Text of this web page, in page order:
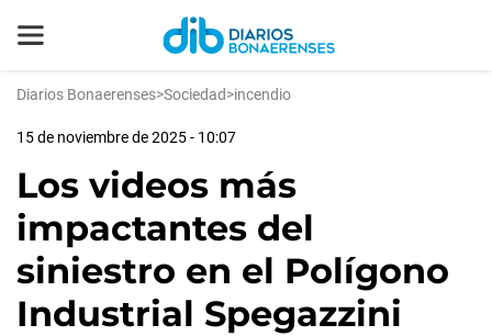
Diarios Bonaerenses>Sociedad>incendio
15 de noviembre de 2025 - 10:07
Los videos más
impactantes del
siniestro en el Polígono
Industrial Spegazzini